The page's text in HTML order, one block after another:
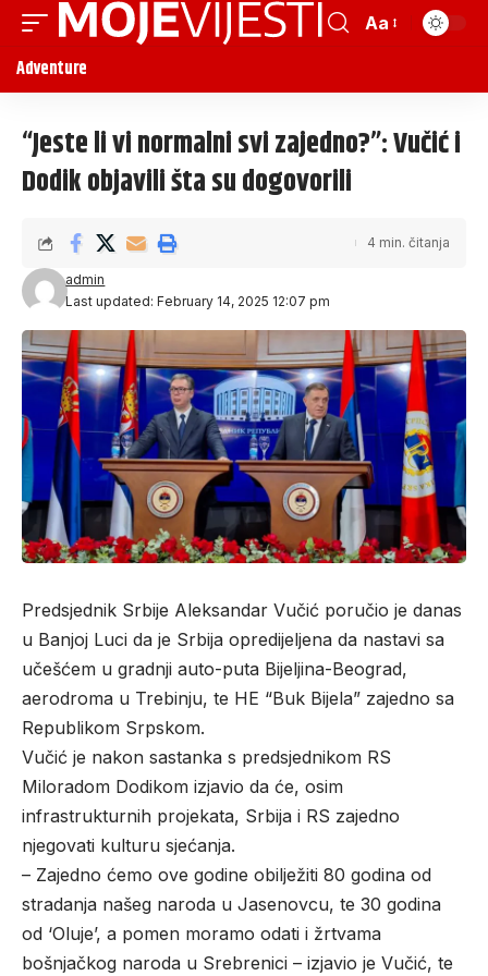
Aa
Adventure
“Jeste li vi normalni svi zajedno?”: Vučić i
Dodik objavili šta su dogovorili
Last updated: February 14, 2025 12:07 pm
admin
4 min. čitanja
Predsjednik Srbije Aleksandar Vučić poručio je danas
u Banjoj Luci da je Srbija opredijeljena da nastavi sa
učešćem u gradnji auto-puta Bijeljina-Beograd,
aerodroma u Trebinju, te HE “Buk Bijela” zajedno sa
Republikom Srpskom.
Vučić je nakon sastanka s predsjednikom RS
Miloradom Dodikom izjavio da će, osim
infrastrukturnih projekata, Srbija i RS zajedno
njegovati kulturu sjećanja.
– Zajedno ćemo ove godine obilježiti 80 godina od
stradanja našeg naroda u Jasenovcu, te 30 godina
od ‘Oluje’, a pomen moramo odati i žrtvama
bošnjačkog naroda u Srebrenici – izjavio je Vučić, te